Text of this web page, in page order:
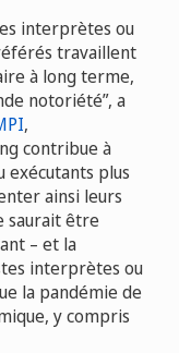
interprètes ou
travaillent
à long terme,
notoriété”, a
,
contribue à
plus
ainsi leurs
saurait être
– et la
interprètes ou
la pandémie de
y compris